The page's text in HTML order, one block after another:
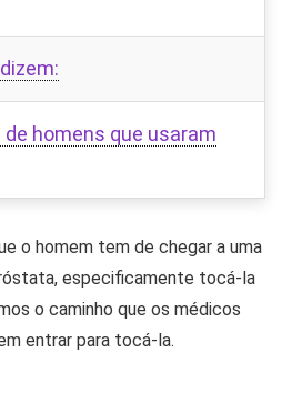
homens que usaram
o homem tem de chegar a uma
especificamente tocá-la
o caminho que os médicos
entrar para tocá-la.